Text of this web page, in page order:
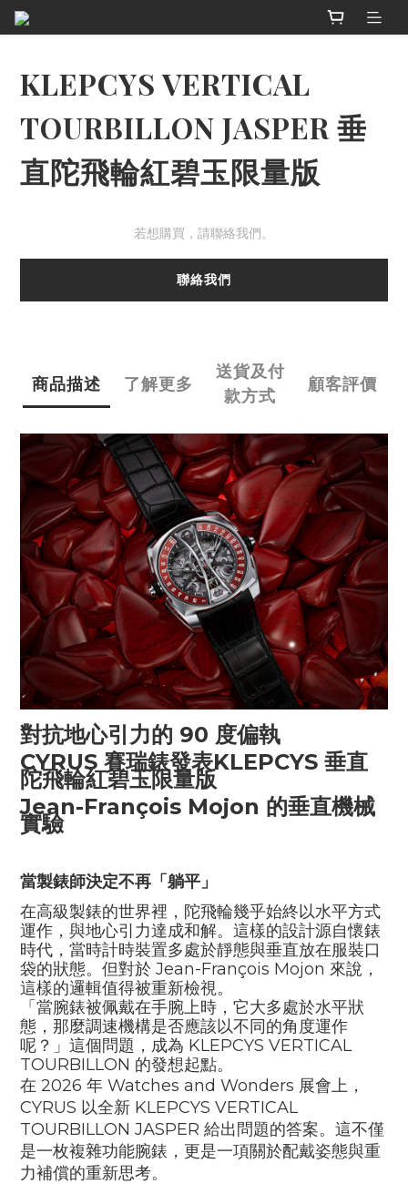
KLEPCYS VERTICAL
TOURBILLON JASPER 垂
直陀飛輪紅碧玉限量版
若想購買，請聯絡我們。
聯絡我們
商品描述 了解更多
送貨及付
款方式
顧客評價
對抗地心引力的 90 度偏執
CYRUS 賽瑞錶發表KLEPCYS 垂直
陀飛輪紅碧玉限量版
Jean-François Mojon 的垂直機械
實驗
當製錶師決定不再「躺平」
在高級製錶的世界裡，陀飛輪幾乎始終以水平方式
運作，與地心引力達成和解。這樣的設計源自懷錶
時代，當時計時裝置多處於靜態與垂直放在服裝口
袋的狀態。但對於 Jean-François Mojon 來說，
這樣的邏輯值得被重新檢視。
「當腕錶被佩戴在手腕上時，它大多處於水平狀
態，那麼調速機構是否應該以不同的角度運作
呢？」這個問題，成為 KLEPCYS VERTICAL
TOURBILLON 的發想起點。
在 2026 年 Watches and Wonders 展會上，
CYRUS 以全新 KLEPCYS VERTICAL
TOURBILLON JASPER 給出問題的答案。這不僅
是一枚複雜功能腕錶，更是一項關於配戴姿態與重
力補償的重新思考。